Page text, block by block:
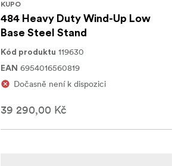
KUPO
484 Heavy Duty Wind-Up Low
Base Steel Stand
Kód produktu 119630
EAN 6954016560819
Dočasně není k dispozici
39 290,00 Kč